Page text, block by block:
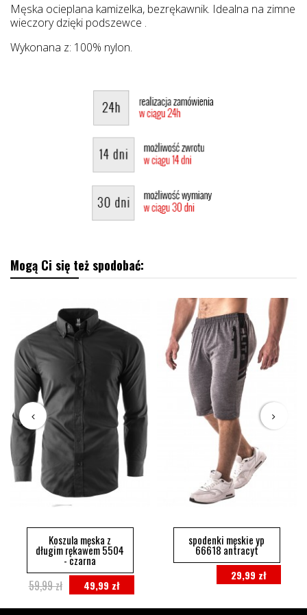
Męska ocieplana kamizelka, bezrękawnik. Idealna na zimne
wieczory dzięki podszewce .
Wykonana z: 100% nylon.
Mogą Ci się też spodobać:
Koszula męska z
długim rękawem 5504
- czarna
49,99 zł
59,99 zł
spodenki męskie yp
66618 antracyt
29,99 zł